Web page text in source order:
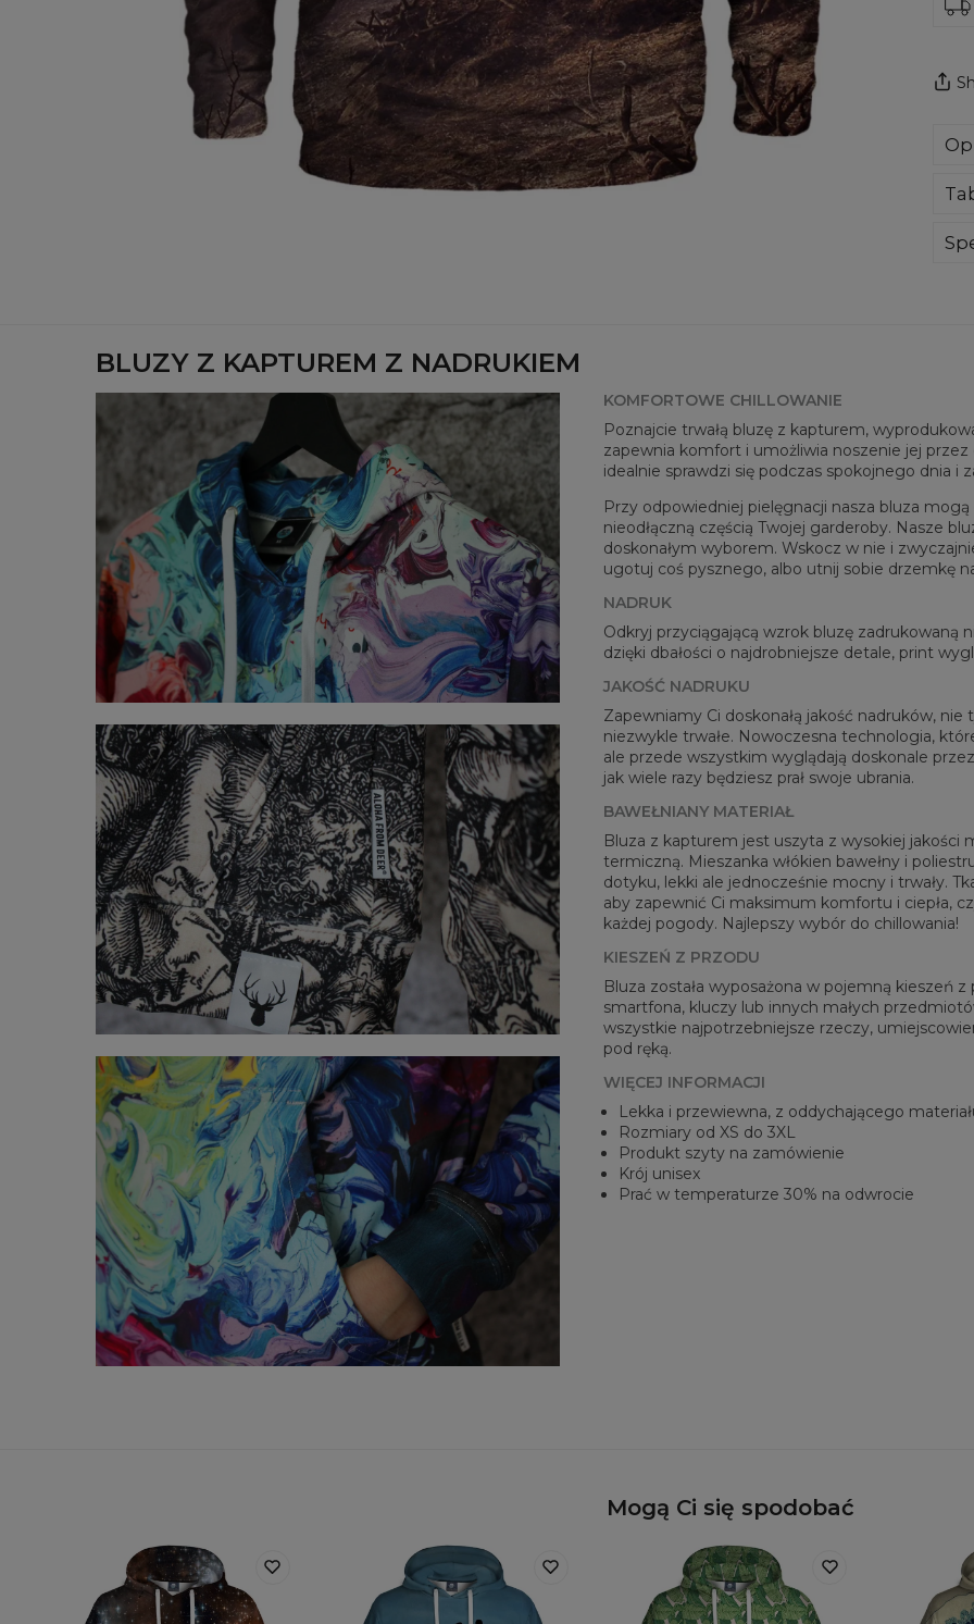
CM
A -
BLUZY Z KAPTUREM Z NADRUKIEM
KOMFORTOWE CHILLOWANIE
Poznajcie trwałą bluzę z kapturem,
zapewnia komfort i umożliwia noszenie jej przez
idealnie sprawdzi się podczas spokojnego dnia
Przy odpowiedniej pielęgnacji nasza bluza
nieodłączną częścią Twojej garderoby. Nasze
doskonałym wyborem. Wskocz w nie i
ugotuj coś pysznego, albo utnij sobie drzemkę
NADRUK
Odkryj przyciągającą wzrok bluzę
dzięki dbałości o najdrobniejsze detale, print
JAKOŚĆ NADRUKU
Zapewniamy Ci doskonałą jakość nadruków,
niezwykle trwałe. Nowoczesna technologia,
ale przede wszystkim wyglądają doskonale
jak wiele razy będziesz prał swoje ubrania.
BAWEŁNIANY MATERIAŁ
Bluza z kapturem jest uszyta z wysokiej jakości
termiczną. Mieszanka włókien bawełny i
dotyku, lekki ale jednocześnie mocny i trwały.
aby zapewnić Ci maksimum komfortu i ciepła,
każdej pogody. Najlepszy wybór do chillowania!
KIESZEŃ Z PRZODU
Bluza została wyposażona w pojemną kieszeń
smartfona, kluczy lub innych małych
wszystkie najpotrzebniejsze rzeczy,
pod ręką.
WIĘCEJ INFORMACJI
Lekka i przewiewna, z oddychającego
Rozmiary od XS do 3XL
Produkt szyty na zamówienie
Krój unisex
Prać w temperaturze 30% na odwrocie
Mogą Ci się spodobać